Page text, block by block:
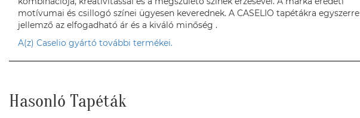
motívumai és csillogó színei ügyesen keverednek. A CASELIO tapétákra egyszerre
jellemző az elfogadható ár és a kiváló minőség .
A(z) Caselio gyártó további termékei.
Hasonló Tapéták